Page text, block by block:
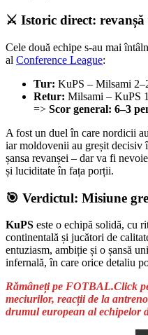
⚔️ Istoric direct: revanșă
Cele două echipe s-au mai
al Conference League:
Tur: KuPS – Milsami
Retur: Milsami – KuPS
=> Scor general: 6–3
A fost un duel în care nordicii
iar moldovenii au greșit decisiv
șansa revanșei – dar va fi
și luciditate în fața porții.
🎯 Verdictul: Misiune
KuPS este o echipă solidă, cu
continentală și jucători de
entuziasm, ambiție și o șansă
infernală, în care orice detaliu
Rămâneți pe FOTBAL.Click
meciurilor, reacții de la
drumul european al echipelor